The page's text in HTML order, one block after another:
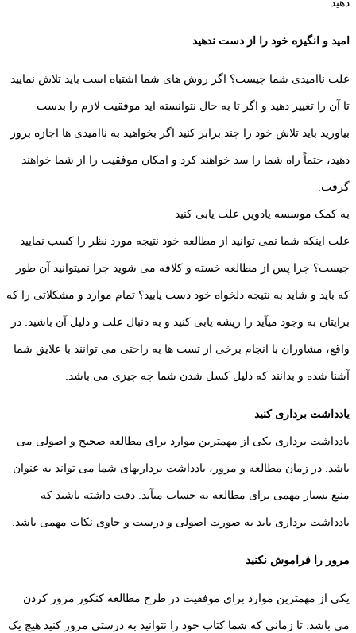
دهید.
امید و انگیزه خود را از دست ندهید
علت ناامیدی شما چیست؟ اگر روش های شما اشتباه است باید تلاش نمایید
تا آن را تغییر دهید و اگر تا به حال نتوانسته اید موفقیت لازم را بدست
بیاورید باید تلاش خود را چند برابر کنید اگر بخواهید به ناامیدی ها اجازه بروز
دهید، حتماً راه شما را سد خواهند کرد و امکان موفقیت را از شما خواهند
گرفت.
به کمک موسسه یادوین علت یابی کنید
علت اینکه شما نمی توانید از مطالعه خود نتیجه مورد نظر را کسب نمایید
چیست؟ چرا پس از مطالعه خسته و کلافه می شوید چرا نمیتوانید آن طور
که باید و شاید به نتیجه دلخواه خود دست یابید؟ تمام موارد و مشکلاتی را که
برایتان به وجود میآید را ریشه یابی کنید و به دنبال علت و دلیل آن باشید. در
واقع، مشاوران با انجام برخی از تست ها به راحتی می توانند با علایق شما
آشنا شده و بدانند که دلیل کسل شدن شما چه چیزی می باشد.
یادداشت برداری کنید
یادداشت برداری یکی از مهمترین موارد برای مطالعه صحیح و اصولی می
باشد. در زمان مطالعه و مرور، یادداشت برداریهای شما می تواند به عنوان
منبع بسیار مهمی برای مطالعه به حساب میآید. دقت داشته باشید که
یادداشت برداری باید به صورت اصولی و درست و حاوی نکات مهمی باشد.
مرور را فراموش نکنید
یکی از مهمترین موارد برای موفقیت در طرح مطالعه کنکور مرور کردن
می باشد. تا زمانی که شما کتاب خود را نتوانید به درستی مرور کنید هیچ یک